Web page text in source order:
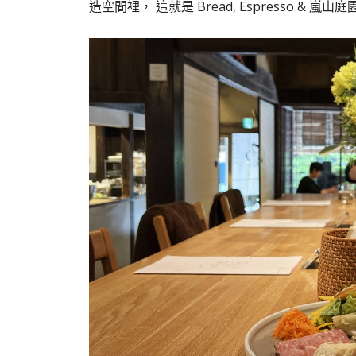
造空間裡， 這就是 Bread, Espresso & 嵐山庭